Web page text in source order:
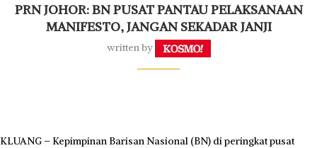
PRN JOHOR: BN PUSAT PANTAU PELAKSANAAN
MANIFESTO, JANGAN SEKADAR JANJI
written by
KLUANG – Kepimpinan Barisan Nasional (BN) di peringkat pusat